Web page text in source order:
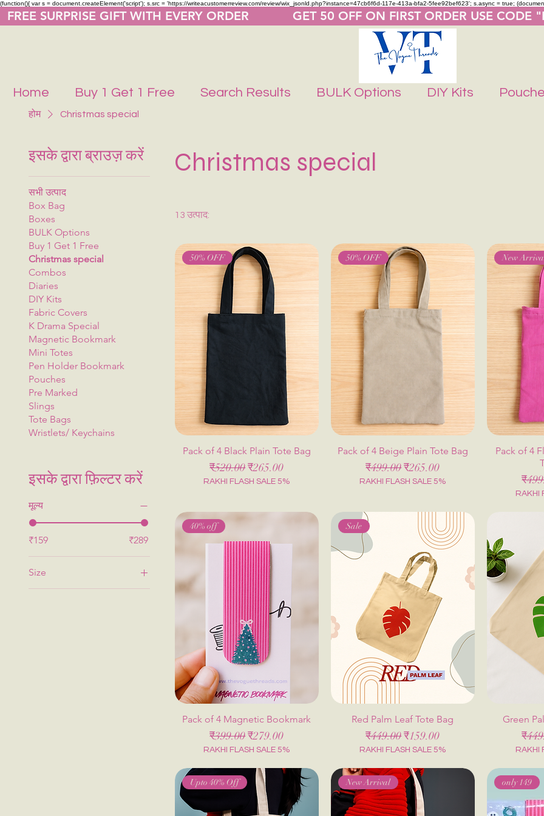
(function(){ var s = document.createElement('script'); s.src = 'https://writeacustomerreview.com/review/wix_jsonld.php?instance=47cb6f6d-117e-413a-bfa2-5fee92bef623'; s.async = true;
FREE SURPRISE GIFT WITH EVERY ORDER            GET 50 OFF ON FIRST ORDER USE
Home Buy 1 Get 1 Free Search Results BULK Options DIY Kits
होम Christmas special
इसके द्वारा ब्राउज़ करें
सभी उत्पाद
Box Bag
Boxes
BULK Options
Buy 1 Get 1 Free
Christmas special
Combos
Diaries
DIY Kits
Fabric Covers
K Drama Special
Magnetic Bookmark
Mini Totes
Pen Holder Bookmark
Pouches
Pre Marked
Slings
Tote Bags
Wristlets/ Keychains
इसके द्वारा फ़िल्टर करें
मूल्य
₹159 ₹289
Size
Large 14*16 Inches
Christmas special
13 उत्पाद:
50% OFF
Pack of 4 Black Plain Tote Bag
नियमित मूल्य
₹520.00बिक्री मूल्य
₹265.00
RAKHI FLASH SALE 5%
50% OFF
Pack of 4 Beige Plain Tote Bag
नियमित मूल्य
₹499.00बिक्री मूल्य
₹265.00
RAKHI FLASH SALE 5%
New
Pack of 4
RAKHI
40% off
Pack of 4 Magnetic Bookmark
नियमित मूल्य
₹399.00बिक्री मूल्य
₹279.00
RAKHI FLASH SALE 5%
Sale
Red Palm Leaf Tote Bag
नियमित मूल्य
₹449.00बिक्री मूल्य
₹159.00
RAKHI FLASH SALE 5%
Green
RAKHI
Upto 40% Off New Arrival only 149